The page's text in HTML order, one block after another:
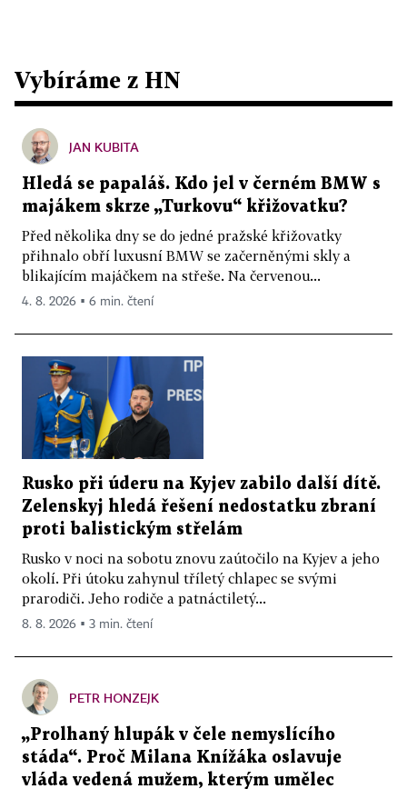
Vybíráme z HN
JAN KUBITA
Hledá se papaláš. Kdo jel v černém BMW s
majákem skrze „Turkovu“ křižovatku?
Před několika dny se do jedné pražské křižovatky
přihnalo obří luxusní BMW se začerněnými skly a
blikajícím majáčkem na střeše. Na červenou...
4. 8. 2026 ▪ 6 min. čtení
Rusko při úderu na Kyjev zabilo další dítě.
Zelenskyj hledá řešení nedostatku zbraní
proti balistickým střelám
Rusko v noci na sobotu znovu zaútočilo na Kyjev a jeho
okolí. Při útoku zahynul tříletý chlapec se svými
prarodiči. Jeho rodiče a patnáctiletý...
8. 8. 2026 ▪ 3 min. čtení
PETR HONZEJK
„Prolhaný hlupák v čele nemyslícího
stáda“. Proč Milana Knížáka oslavuje
vláda vedená mužem, kterým umělec